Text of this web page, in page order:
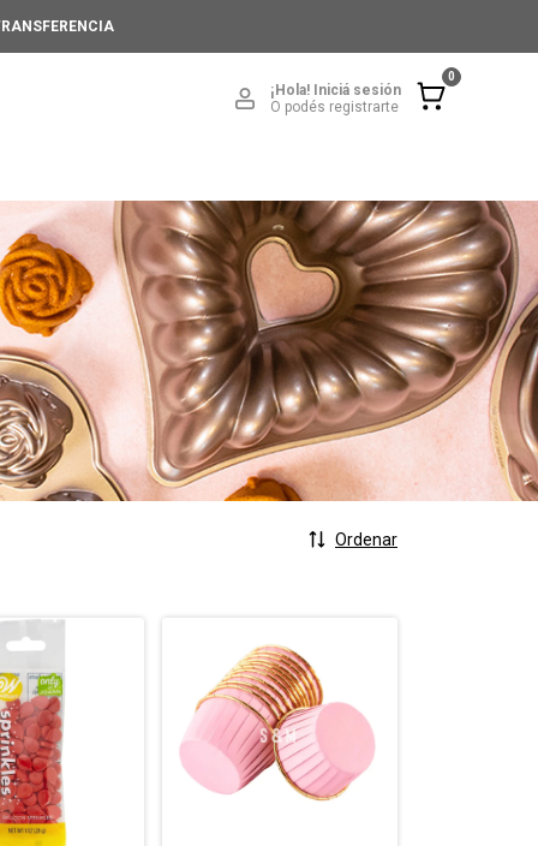
¡Hola! Iniciá sesión
O podés registrarte
0
Ordenar